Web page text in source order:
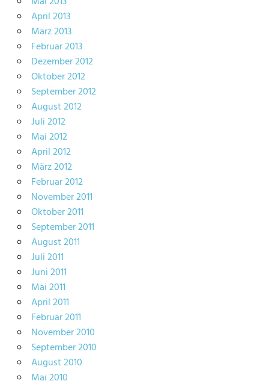
April 2013
März 2013
Februar 2013
Dezember 2012
Oktober 2012
September 2012
August 2012
Juli 2012
Mai 2012
April 2012
März 2012
Februar 2012
November 2011
Oktober 2011
September 2011
August 2011
Juli 2011
Juni 2011
Mai 2011
April 2011
Februar 2011
November 2010
September 2010
August 2010
Mai 2010